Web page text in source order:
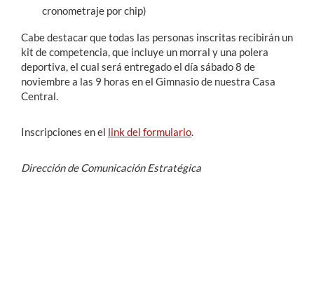
cronometraje por chip)
Cabe destacar que todas las personas inscritas recibirán un
kit de competencia, que incluye un morral y una polera
deportiva, el cual será entregado el día sábado 8 de
noviembre a las 9 horas en el Gimnasio de nuestra Casa
Central.
Inscripciones en el link del formulario
Dirección de Comunicación Estratégica